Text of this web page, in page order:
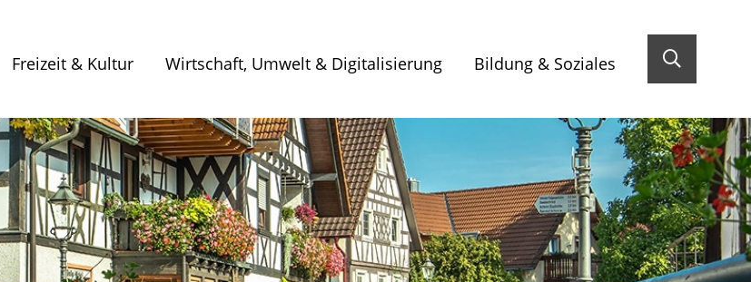
Freizeit & Kultur Wirtschaft, Umwelt & Digitalisierung Bildung & Soziales